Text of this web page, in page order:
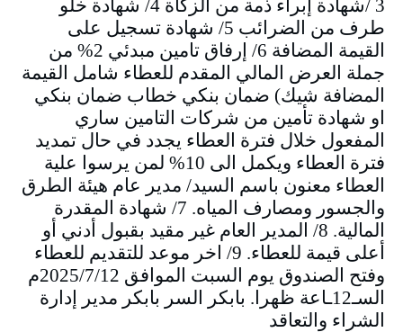
3 /شهادة إبراء ذمة من الزكاة 4/ شهادة خلو
طرف من الضرائب 5/ شهادة تسجيل على
القيمة المضافة 6/ إرفاق تامين مبدئي 2% من
جملة العرض المالي المقدم للعطاء شامل القيمة
المضافة شيك) ضمان بنكي خطاب ضمان بنكي
او شهادة تأمين من شركات التامين ساري
المفعول خلال فترة العطاء يجدد في حال تمديد
فترة العطاء ويكمل الى 10% لمن يرسوا علية
العطاء معنون باسم السيد/ مدير عام هيئة الطرق
والجسور ومصارف المياه. 7/ شهادة المقدرة
المالية. 8/ المدير العام غير مقيد بقبول أدني أو
أعلى قيمة للعطاء. 9/ اخر موعد للتقديم للعطاء
وفتح الصندوق يوم السبت الموافق 2025/7/12م
السـ12ـاعة ظهرا. بابكر السر بابكر مدير إدارة
الشراء والتعاقد